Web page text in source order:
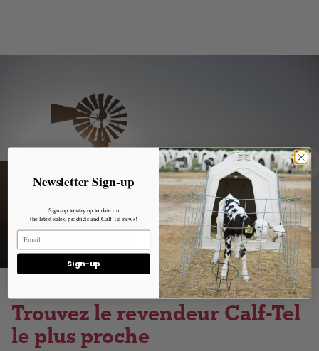
Trouvez le revendeur Calf-Tel
le plus proche
Newsletter Sign-up
Sign-up to stay up to date on
the latest sales, products and Calf-Tel news!
Sign-up